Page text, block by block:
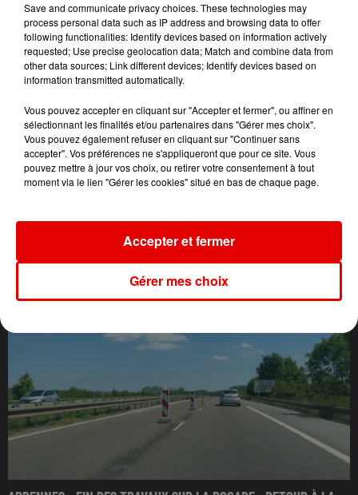
L'ACTU DES ARDENNES
Save and communicate privacy choices. These technologies may
process personal data such as IP address and browsing data to offer
following functionalities: Identify devices based on information actively
requested; Use precise geolocation data; Match and combine data from
other data sources; Link different devices; Identify devices based on
information transmitted automatically.
Vous pouvez accepter en cliquant sur "Accepter et fermer", ou affiner en
sélectionnant les finalités et/ou partenaires dans "Gérer mes choix".
Vous pouvez également refuser en cliquant sur "Continuer sans
accepter". Vos préférences ne s'appliqueront que pour ce site. Vous
pouvez mettre à jour vos choix, ou retirer votre consentement à tout
moment via le lien "Gérer les cookies" situé en bas de chaque page.
Gérer mes choix
Accepter et fermer